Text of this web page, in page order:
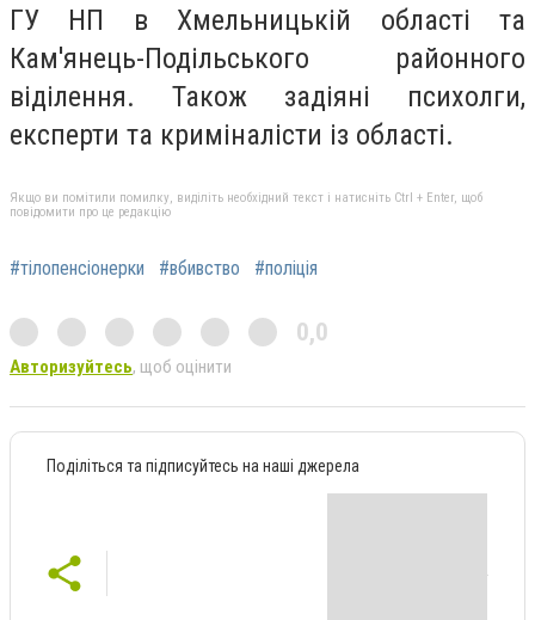
ГУ НП в Хмельницькій області та
Кам'янець-Подільського районного
віділення. Також задіяні психолги,
експерти та криміналісти із області.
Якщо ви помітили помилку, виділіть необхідний текст і натисніть Ctrl + Enter, щоб
повідомити про це редакцію
#тілопенсіонерки #вбивство #поліція
0,0
Авторизуйтесь, щоб оцінити
Поділіться та підписуйтесь на наші джерела